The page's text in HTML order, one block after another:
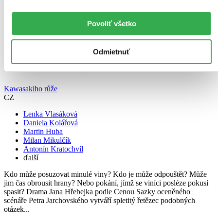
Povoliť všetko
Odmietnuť
Kawasakiho růže
CZ
Lenka Vlasáková
Daniela Kolářová
Martin Huba
Milan Mikulčík
Antonín Kratochvíl
ďalší
Kdo může posuzovat minulé viny? Kdo je může odpouštět? Může
jim čas obrousit hrany? Nebo pokání, jímž se viníci posléze pokusí
spasit? Drama Jana Hřebejka podle Cenou Sazky oceněného
scénáře Petra Jarchovského vytváří spletitý řetězec podobných
otázek...